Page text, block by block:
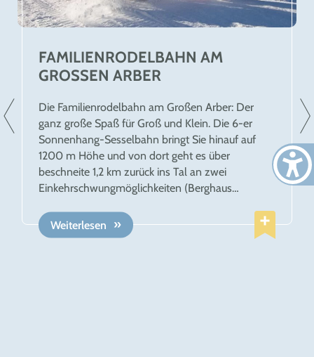
FAMILIENRODELBAHN AM
GROSSEN ARBER
Die Familienrodelbahn am Großen Arber: Der
ganz große Spaß für Groß und Klein. Die 6-er
Sonnenhang-Sesselbahn bringt Sie hinauf auf
1200 m Höhe und von dort geht es über
beschneite 1,2 km zurück ins Tal an zwei
Einkehrschwungmöglichkeiten (Berghaus
ArBär-Kinderland vorbei. Eine verkürzte Variante
der Rodelbahn finden Sie direkt neben dem
Weiterlesen